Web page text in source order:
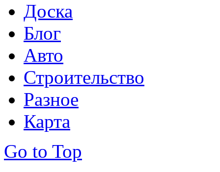
Доска
Блог
Авто
Строительство
Разное
Карта
Go to Top